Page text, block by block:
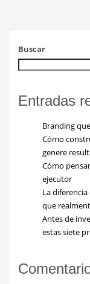
Buscar
Entradas
Branding
Cómo
genere
Cómo
ejecutor
La
que
Antes de
estas siete